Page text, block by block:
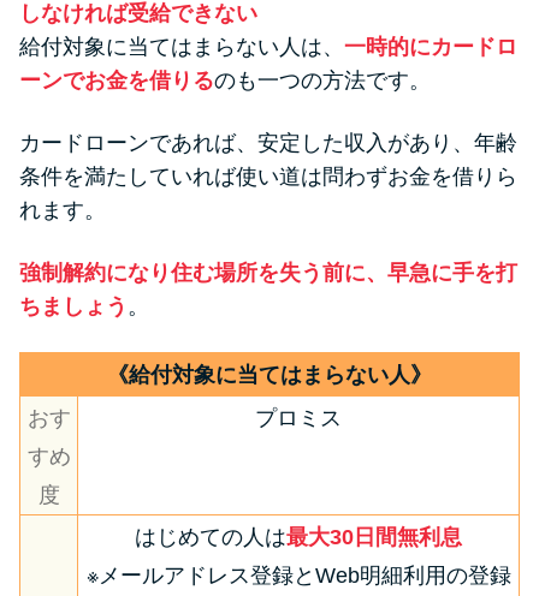
カードローンの見直しで40万円
得した話
最速！最短40分で借りられるカ
ードローン
銀行カードローンを選ぶべき4つ
の理由
種類・特徴別一覧
しなければ受給できない
給付対象に当てはまらない人は、 一時的にカードロ
ーンでお金を借りるのも一つの方法です。
カードローンであれば、安定した収入があり、年齢
条件を満たしていれば使い道は問わずお金を借りら
れます。
強制解約になり住む場所を失う前に、早急に手を打
ちましょう 。
《給付対象に当てはまらない人》
おす
すめ
度
プロミス
はじめての人は最大30日間無利息
※メールアドレス登録とWeb明細利用の登録